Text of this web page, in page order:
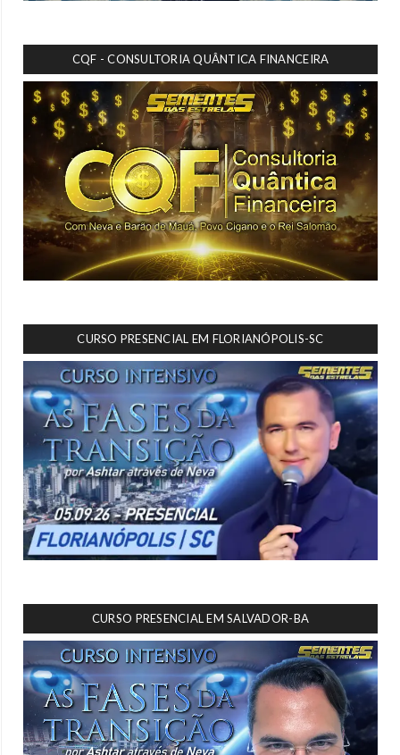
CQF - CONSULTORIA QUÂNTICA FINANCEIRA
CURSO PRESENCIAL EM FLORIANÓPOLIS-SC
CURSO PRESENCIAL EM SALVADOR-BA